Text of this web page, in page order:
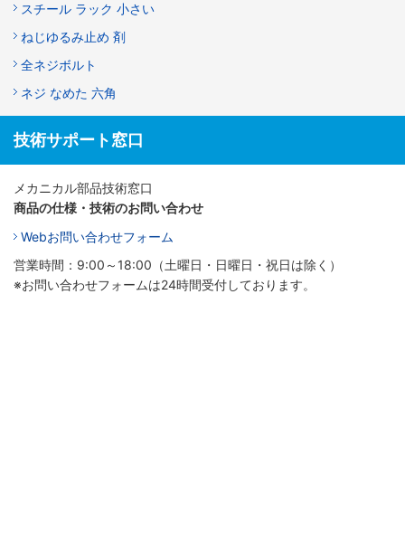
スチール ラック 小さい
ねじゆるみ止め 剤
全ネジボルト
ネジ なめた 六角
技術サポート窓口
メカニカル部品技術窓口
商品の仕様・技術のお問い合わせ
Webお問い合わせフォーム
営業時間：9:00～18:00（土曜日・日曜日・祝日は除く）
※お問い合わせフォームは24時間受付しております。